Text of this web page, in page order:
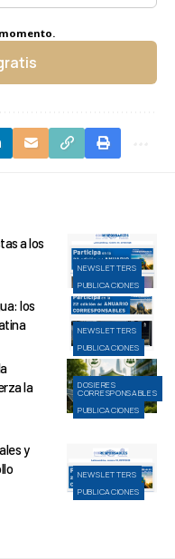
NEWSLETTERS
PUBLICACIONES
a los
NEWSLETTERS
PUBLICACIONES
los
DOSIERES
CORRESPONSABLES
PUBLICACIONES
la
NEWSLETTERS
PUBLICACIONES
y